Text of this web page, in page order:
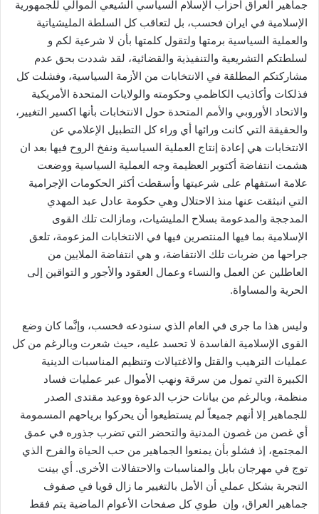
جماهير العراق أحزاب الإسلام السياسي الشيعي الموالي للجمهورية
الإسلامية في ايران فحسب، بل لتعاقب كل السلطة المليشياتية
والعملية السياسية برمتها ولتقول كلمتها بأن لا شرعية لكم و
لسلطتكم التشريعية والتنفيذية والقضائية، لقد شددت بحق عدم
مشاركتكم المطلقة في الانتخابات من الأزمة السياسية، وفشلت كل
فذلكات وأكاذيب الكاظمي وحكومته والولايات المتحدة الأمريكية
والاتحاد الأوروبي والأمم المتحدة حول الانتخابات بأنها اكسير التغيير،
والحقيقة التي كانت ورائها أي وراء كل التطبيل الإعلامي عن
الانتخابات هي إعادة إنتاج العملية السياسية ونفخ الروح فيها بعد ان
هشمت انتفاضة أكتوبر العظيمة وجه العملية السياسية ووضعت
علامة استفهام على شرعيتها وأسقطت أكثر الحكومات الإجرامية
التي انبثقت عنها منذ الاحتلال وهي حكومة عادل عبد المهدي
المدججة والمدعومة بسلاح المليشيات، ومازالت تلك القوى
الإسلامية بما فيها المنتصرين فيها في الانتخابات المزعومة، تلعق
جراحها من ضربات تلك الانتفاضة، و هي انتفاضة الملايين من
العاطلين عن العمل والنساء وعمال العقود والأجور و التواقين إلى
الحرية والمساواة.
وليس هذا ما جرى في العام الذي سنودعه فحسب، وإنَّما كان وضع
القوى الإسلامية الفاسدة لا تحسد عليه، حيث شعرت وبالرغم من كل
عمليات الترهيب والقتل والاغتيالات وتنظيم المناسبات الدينية
الكبيرة التي تمول من سرقة ونهب الأموال عبر عمليات فساد
منظمة، وبالرغم من بيانات حزب الدعوة ووعيد مقتدى الصدر
للجماهير إلا أنهم جميعاً لم يستطيعوا أن يحركوا برياحهم المسمومة
أي غصن من غصون المدنية والتحضر التي تضرب جذوره في عمق
المجتمع، إذ فشلو بأن يمنعوا الجماهير من حب الحياة والفرح الذي
توج في مهرجان بابل والمناسبات والاحتفالات الأخرى. أي بينت
التجربة بشكل عملي أن الأمل بالتغيير ما زال قويا في صفوف
جماهير العراق، وإن طوي كل صفحات الأعوام الماضية يتم فقط